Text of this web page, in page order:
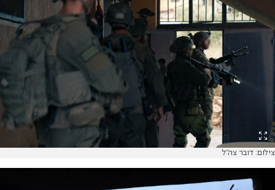
צילום: דובר צה"ל